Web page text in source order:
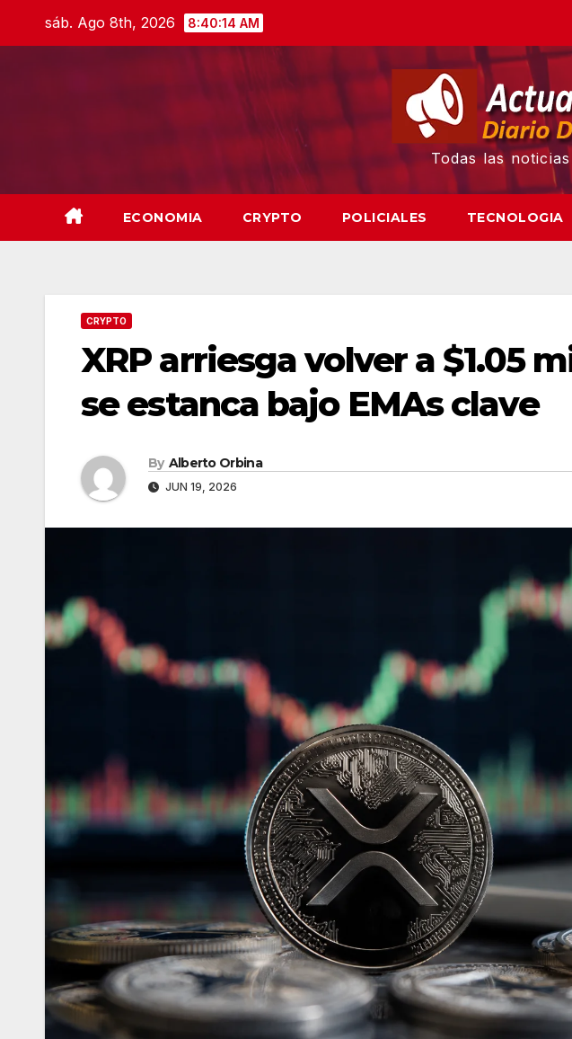
sáb. Ago 8th, 2026 8:40:15 AM
Todas las
ECONOMIA CRYPTO POLICIALES TECNOLOGIA
CRYPTO
XRP arriesga volver a $1.05
se estanca bajo EMAs clave
By Alberto Orbina
JUN 19, 2026